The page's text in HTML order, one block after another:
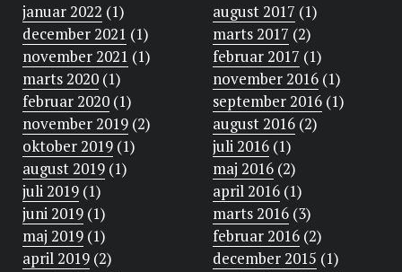
januar 2022 (1)
december 2021 (1)
november 2021 (1)
marts 2020 (1)
februar 2020 (1)
november 2019 (2)
oktober 2019 (1)
august 2019 (1)
juli 2019 (1)
juni 2019 (1)
maj 2019 (1)
april 2019 (2)
august 2017 (1)
marts 2017 (2)
februar 2017 (1)
november 2016(1)
september 2016(1)
august 2016(2)
juli 2016(1)
maj 2016(2)
april 2016(1)
marts 2016(3)
februar 2016(2)
december 2015 (1)